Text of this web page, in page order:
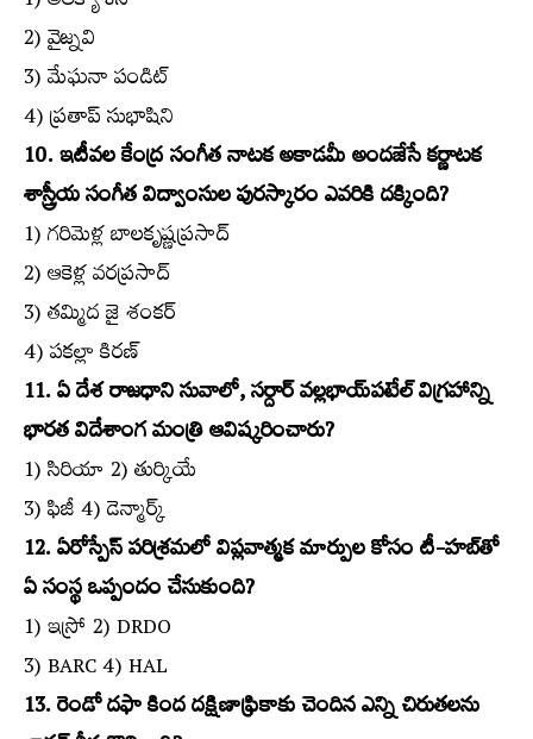
2) వైజ్నవి
3) మేఘనా పండిట్‌
4) ప్రతాప్‌ సుభాషిని
10. ఇటీవల కేంద్ర సంగీత నాటక అకాడమీ అందజేసే కర్ణాటక
శాస్త్రీయ సంగీత విద్వాంసుల పురస్కారం ఎవరికి దక్కింది?
1) గరిమెళ్ల బాలకృష్ణప్రసాద్‌
2) ఆకెళ్ల వరప్రసాద్‌
3) తమ్మిద జై శంకర్‌
4) పకల్లా కిరణ్‌
11. ఏ దేశ రాజధాని సువాలో, సర్దార్‌ వల్లభాయ్‌పటేల్‌ విగ్రహాన్ని
భారత విదేశాంగ మంత్రి ఆవిష్కరించారు?
1) సిరియా 2) తుర్కియే
3) ఫిజీ 4) డెన్మార్క్‌
12. ఏరోస్పేస్‌ పరిశ్రమలో విప్లవాత్మక మార్పుల కోసం టీ-హబ్‌తో
ఏ సంస్థ ఒప్పందం చేసుకుంది?
1) ఇస్రో 2) DRDO
3) BARC 4) HAL
13. రెండో దఫా కింద దక్షిణాఫ్రికాకు చెందిన ఎన్ని చిరుతలను